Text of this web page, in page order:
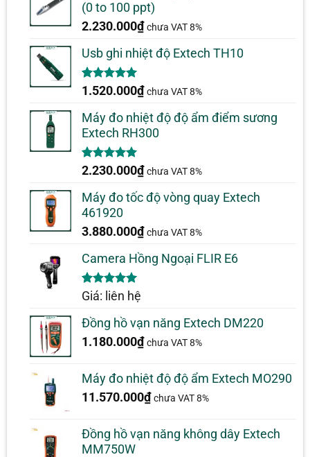
(0 to 100 ppt)
2.230.000₫ chưa VAT 8%
Usb ghi nhiệt độ Extech TH10
5.00trên 5
1
đánh giá
1.520.000₫ chưa VAT 8%
Máy đo nhiệt độ độ ẩm điểm sương
Extech RH300
5.00trên 5
1
đánh giá
2.230.000₫ chưa VAT 8%
Máy đo tốc độ vòng quay Extech
461920
3.880.000₫ chưa VAT 8%
Camera Hồng Ngoại FLIR E6
5.00trên 5
1
đánh giá
Giá: liên hệ
Đồng hồ vạn năng Extech DM220
1.180.000₫ chưa VAT 8%
Máy đo nhiệt độ độ ẩm Extech MO290
11.570.000₫ chưa VAT 8%
Đồng hồ vạn năng không dây Extech
MM750W